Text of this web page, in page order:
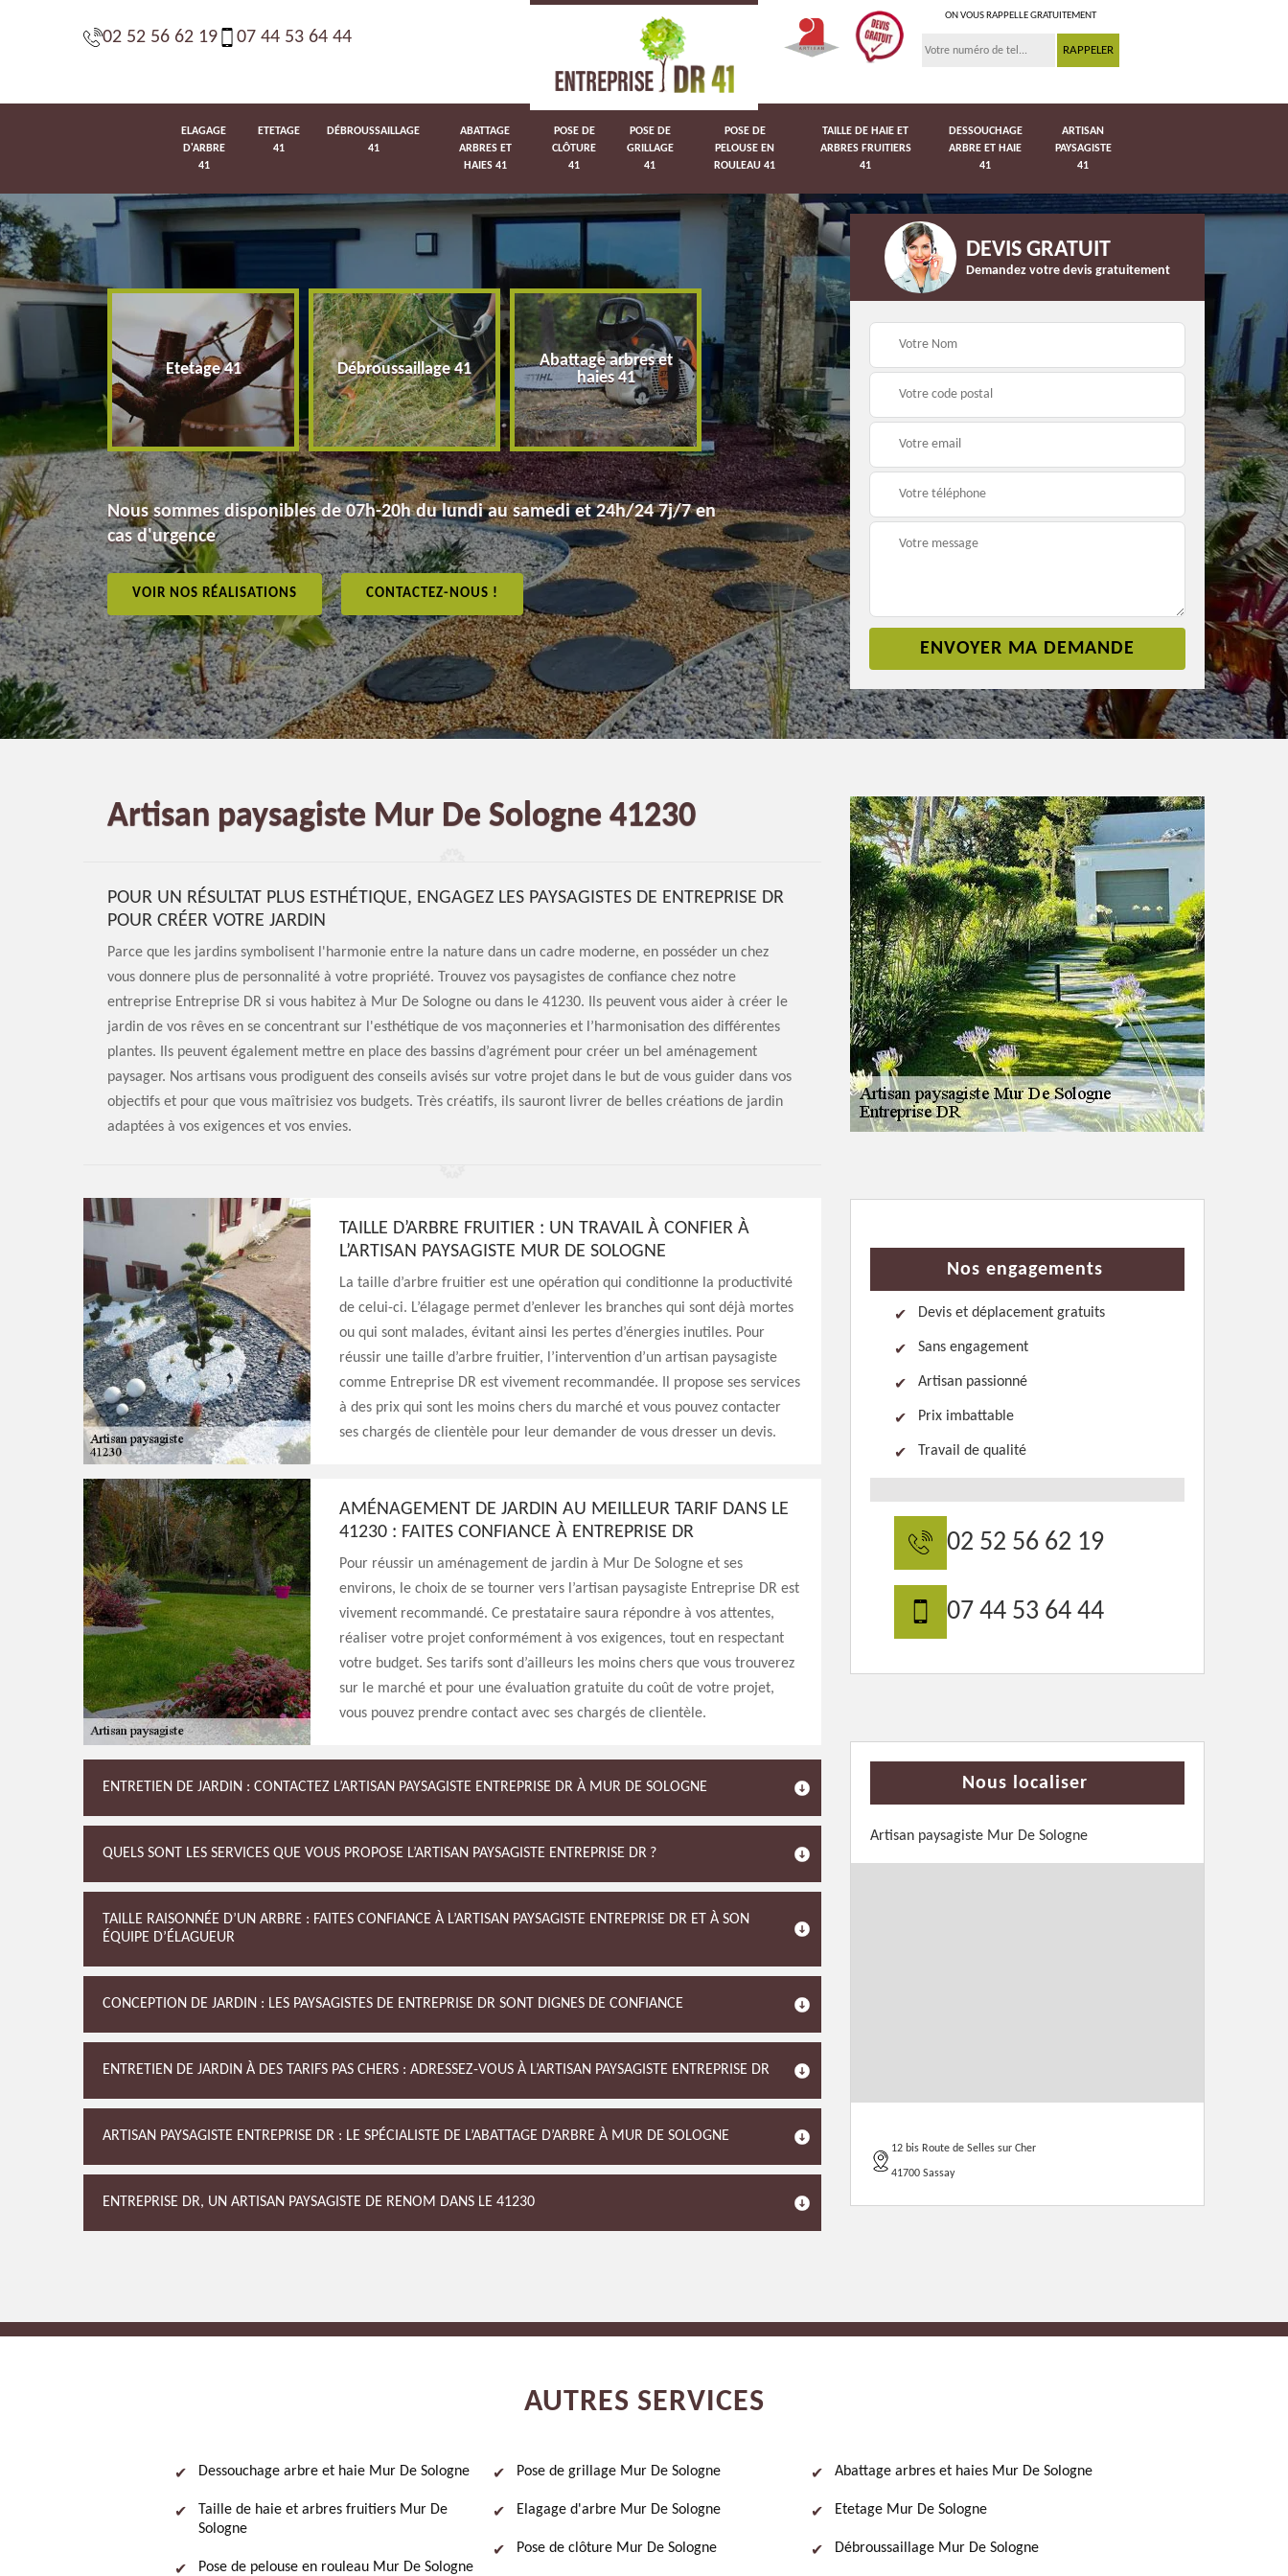
02 52 56 62 19 07 44 53 64 44
ON VOUS RAPPELLE GRATUITEMENT
ELAGAGE
D'ARBRE
41
ETETAGE
41
DÉBROUSSAILLAGE
41
ABATTAGE
ARBRES ET
HAIES 41
POSE DE
CLÔTURE
41
POSE DE
GRILLAGE
41
POSE DE
PELOUSE EN
ROULEAU 41
TAILLE DE HAIE ET
ARBRES FRUITIERS
41
DESSOUCHAGE
ARBRE ET HAIE
41
ARTISAN
PAYSAGISTE
41
41 Etetage 41 Débroussaillage 41
Abattage arbres et
haies 41
Pose de clôture 41 Pose de grillage 41
Pose de pelouse en
rouleau 41
Nous sommes disponibles de 07h-20h du lundi au samedi et 24h/24 7j/7 en
cas d'urgence
VOIR NOS RÉALISATIONS CONTACTEZ-NOUS !
DEVIS GRATUIT
Demandez votre devis gratuitement
Artisan paysagiste Mur De Sologne 41230
POUR UN RÉSULTAT PLUS ESTHÉTIQUE, ENGAGEZ LES PAYSAGISTES DE ENTREPRISE DR
POUR CRÉER VOTRE JARDIN
Parce que les jardins symbolisent l'harmonie entre la nature dans un cadre moderne, en posséder un chez
vous donnere plus de personnalité à votre propriété. Trouvez vos paysagistes de confiance chez notre
entreprise Entreprise DR si vous habitez à Mur De Sologne ou dans le 41230. Ils peuvent vous aider à créer le
jardin de vos rêves en se concentrant sur l'esthétique de vos maçonneries et l’harmonisation des différentes
plantes. Ils peuvent également mettre en place des bassins d’agrément pour créer un bel aménagement
paysager. Nos artisans vous prodiguent des conseils avisés sur votre projet dans le but de vous guider dans vos
objectifs et pour que vous maîtrisiez vos budgets. Très créatifs, ils sauront livrer de belles créations de jardin
adaptées à vos exigences et vos envies.
TAILLE D’ARBRE FRUITIER : UN TRAVAIL À CONFIER À
L’ARTISAN PAYSAGISTE MUR DE SOLOGNE
La taille d’arbre fruitier est une opération qui conditionne la productivité
de celui-ci. L’élagage permet d’enlever les branches qui sont déjà mortes
ou qui sont malades, évitant ainsi les pertes d’énergies inutiles. Pour
réussir une taille d’arbre fruitier, l’intervention d’un artisan paysagiste
comme Entreprise DR est vivement recommandée. Il propose ses services
à des prix qui sont les moins chers du marché et vous pouvez contacter
ses chargés de clientèle pour leur demander de vous dresser un devis.
AMÉNAGEMENT DE JARDIN AU MEILLEUR TARIF DANS LE
41230 : FAITES CONFIANCE À ENTREPRISE DR
Pour réussir un aménagement de jardin à Mur De Sologne et ses
environs, le choix de se tourner vers l’artisan paysagiste Entreprise DR est
vivement recommandé. Ce prestataire saura répondre à vos attentes,
réaliser votre projet conformément à vos exigences, tout en respectant
votre budget. Ses tarifs sont d’ailleurs les moins chers que vous trouverez
sur le marché et pour une évaluation gratuite du coût de votre projet,
vous pouvez prendre contact avec ses chargés de clientèle.
ENTRETIEN DE JARDIN : CONTACTEZ L’ARTISAN PAYSAGISTE ENTREPRISE DR À MUR DE SOLOGNE
QUELS SONT LES SERVICES QUE VOUS PROPOSE L’ARTISAN PAYSAGISTE ENTREPRISE DR ?
TAILLE RAISONNÉE D’UN ARBRE : FAITES CONFIANCE À L’ARTISAN PAYSAGISTE ENTREPRISE DR ET À SON
ÉQUIPE D’ÉLAGUEUR
CONCEPTION DE JARDIN : LES PAYSAGISTES DE ENTREPRISE DR SONT DIGNES DE CONFIANCE
ENTRETIEN DE JARDIN À DES TARIFS PAS CHERS : ADRESSEZ-VOUS À L’ARTISAN PAYSAGISTE ENTREPRISE DR
ARTISAN PAYSAGISTE ENTREPRISE DR : LE SPÉCIALISTE DE L’ABATTAGE D’ARBRE À MUR DE SOLOGNE
ENTREPRISE DR, UN ARTISAN PAYSAGISTE DE RENOM DANS LE 41230
Nos engagements
Devis et déplacement gratuits
Sans engagement
Artisan passionné
Prix imbattable
Travail de qualité
02 52 56 62 19
07 44 53 64 44
Nous localiser
Artisan paysagiste Mur De Sologne
12 bis Route de Selles sur Cher
41700 Sassay
AUTRES SERVICES
Dessouchage arbre et haie Mur De Sologne
Taille de haie et arbres fruitiers Mur De
Sologne
Pose de pelouse en rouleau Mur De Sologne
Pose de grillage Mur De Sologne
Elagage d'arbre Mur De Sologne
Pose de clôture Mur De Sologne
Abattage arbres et haies Mur De Sologne
Etetage Mur De Sologne
Débroussaillage Mur De Sologne